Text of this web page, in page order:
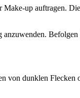
up auftragen.
dunklen Flecken